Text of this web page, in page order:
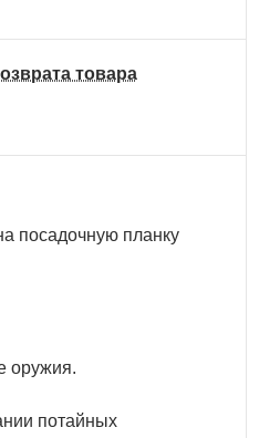
товара
посадочную планку
оружия.
потайных